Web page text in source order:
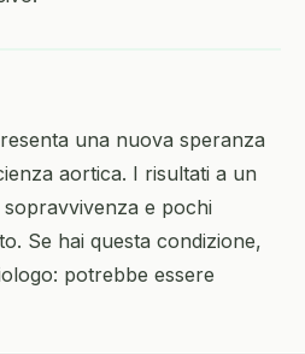
una nuova speranza
aortica. I risultati a un
e pochi
Se hai questa condizione,
potrebbe essere